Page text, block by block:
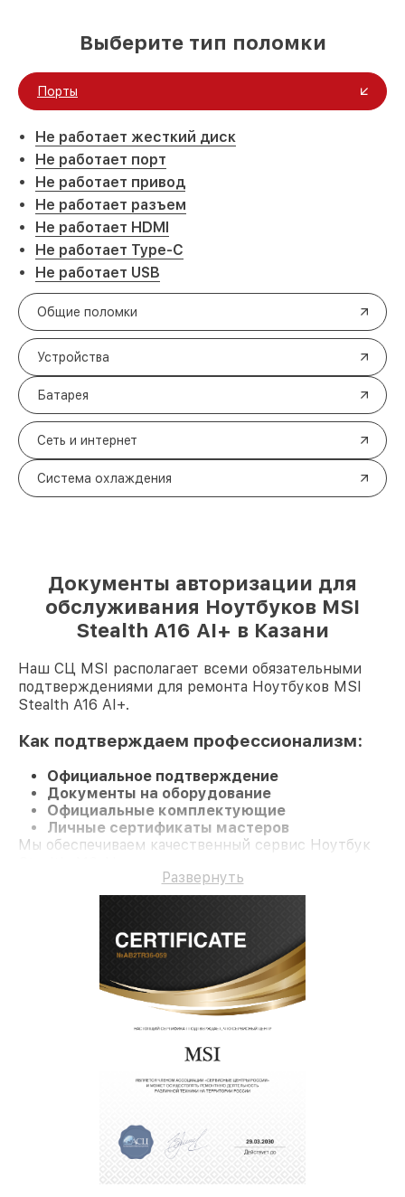
Выберите тип поломки
Порты
Не работает жесткий диск
Не работает порт
Не работает привод
Не работает разъем
Не работает HDMI
Не работает Type-C
Не работает USB
Общие поломки
Устройства
Батарея
Сеть и интернет
Система охлаждения
Документы авторизации для
обслуживания Ноутбуков MSI
Stealth A16 AI+ в Казани
Наш СЦ MSI располагает всеми обязательными
подтверждениями для ремонта Ноутбуков MSI
Stealth A16 AI+.
Как подтверждаем профессионализм:
Официальное подтверждение
Документы на оборудование
Официальные комплектующие
Личные сертификаты мастеров
Мы обеспечиваем качественный сервис Ноутбук
Развернуть